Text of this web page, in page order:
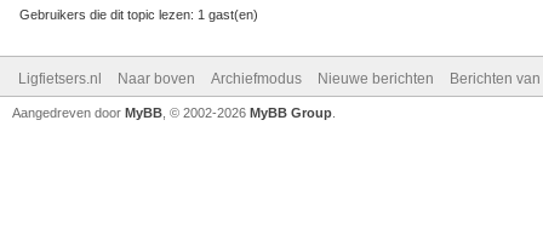
Gebruikers die dit topic lezen: 1 gast(en)
Ligfietsers.nl Naar boven Archiefmodus Nieuwe berichten Berichten
Aangedreven door MyBB , © 2002-2026 MyBB Group